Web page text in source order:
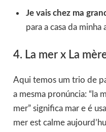
Je vais chez ma
para a casa da
4. La mer x La
Aqui temos um trio de
a mesma pronúncia: “la
mer” significa mar e é
mer est calme